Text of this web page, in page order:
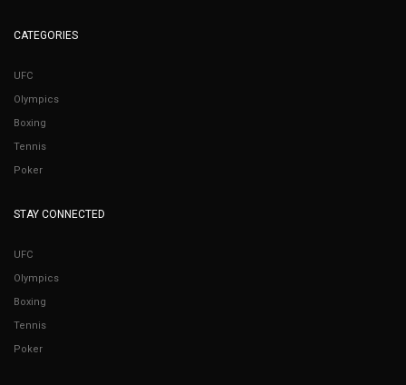
CATEGORIES
UFC
Olympics
Boxing
Tennis
Poker
STAY CONNECTED
UFC
Olympics
Boxing
Tennis
Poker